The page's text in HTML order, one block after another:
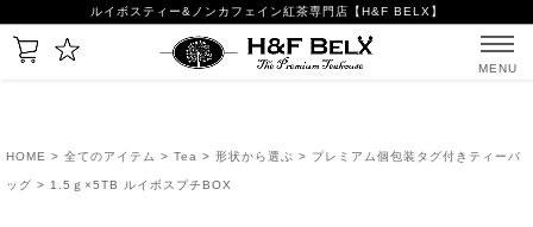
ルイボスティー&ノンカフェイン紅茶専門店【H&F BELX】
MENU
HOME > 全てのアイテム > Tea > 形状から選ぶ > プレミアム個包装タグ付きティーバ
ッグ > 1.5ｇ×5TB ルイボスプチBOX